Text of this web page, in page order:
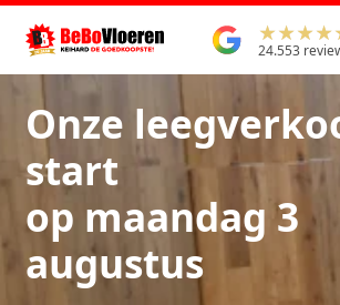
24.553
Onze
start
op maandag 3
augustus